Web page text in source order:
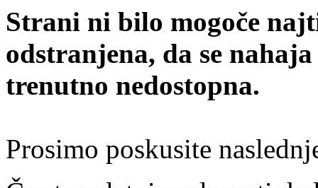
Strani ni bilo mogoče
odstranjena, da se
trenutno nedostopna.
Prosimo poskusite